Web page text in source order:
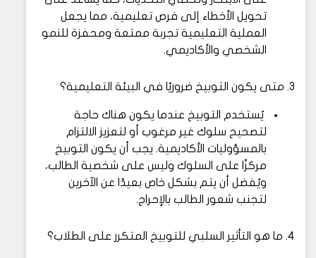
تحويل الأخطاء إلى فرص تعليمية، مما يجعل
العملية التعليمية تجربة ممتعة ومحفزة للنمو
الشخصي والأكاديمي.
3. متى يكون التوبيخ ضروريًا في البيئة التعليمية؟
يُستخدم التوبيخ عندما يكون هناك حاجة
لتصحيح سلوك غير مرغوب أو لتعزيز الالتزام
بالمسؤوليات الأكاديمية. يجب أن يكون التوبيخ
مركزًا على السلوك وليس على شخصية الطالب،
ويُفضل أن يتم بشكل خاص بعيدًا عن الآخرين
لتجنب شعور الطالب بالإحراج.
4. ما هو التأثير السلبي للتوبيخ المتكرر على الطلاب؟